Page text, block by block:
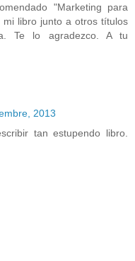
"Marketing para
libro junto a otros títulos
Te lo agradezco. A tu
2013
tan estupendo libro.